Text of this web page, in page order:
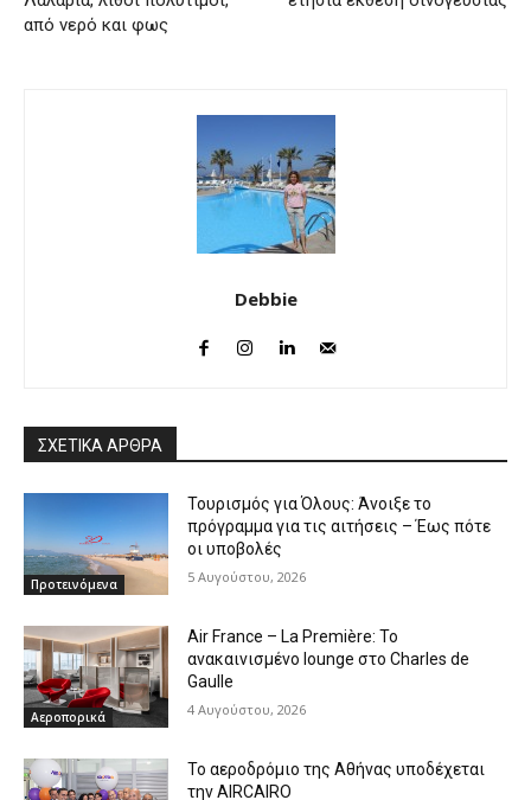
από νερό και φως
Debbie
ΣΧΕΤΙΚΑ ΑΡΘΡΑ
Προτεινόμενα
Τουρισμός για Όλους: Άνοιξε το
πρόγραμμα για τις αιτήσεις – Έως πότε
οι υποβολές
5 Αυγούστου, 2026
Αεροπορικά
Air France – La Première: Το
ανακαινισμένο lounge στο Charles de
Gaulle
4 Αυγούστου, 2026
Το αεροδρόμιο της Αθήνας υποδέχεται
την AIRCAIRO